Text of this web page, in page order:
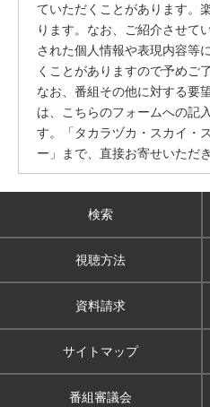
ていただくことがあります。
ります。なお、ご紹介させて
された個人情報や表現内容等
くことがありますので予めご
なお、番組その他に対する要
は、こちらのフォームへの記
す。「タカラヅカ・スカイ・
ー」まで、直接お寄せいただ
検索
視聴方法
資料請求
サイトマップ
番組審議会